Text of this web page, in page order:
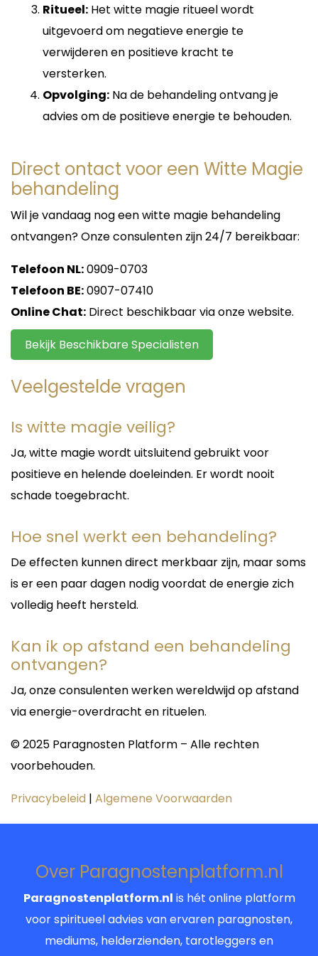
İskambil falında uzmanlık
Aşk, ilişki ve gelecek yorumları
İş ve kariyer konularında rehberlik
Samimi ve dürüst danışmanlık
Hayatınızda cevap aradığınız konular varsa, sizi
dinlemek ve yardımcı olmak için buradayım.
Birlikte sorunlarınıza ışık tutabilir, geleceğe daha
De stand van de planeten en uw
geboortehoroscoop kunnen waardevolle
inzichten geven in uw persoonlijkheid, talenten,
relaties en levenslessen.
Getallen dragen een eigen energetische
betekenis. Numerologie helpt om inzicht te
Systemisch Werk
Door te kijken naar familiepatronen en
onderliggende dynamieken kunnen blokkades
zichtbaar worden die invloed hebben op uw
huidige leven.
Psychologische Inzichten
Roberto combineert spirituele kennis met
praktische psychologie om situaties helder en
begrijpelijk te maken.
Deze combinatie van methodieken zorgt voor
praktisch toepasbaar zijn.
Liefde, Relaties en
Persoonlijke Vraagstukken
Veel cliënten raadplegen Roberto voor vragen op
het gebied van liefde en relaties. Emoties kunnen
soms verwarrend zijn en het is niet altijd
eenvoudig om objectief naar een situatie te
Met zijn intuïtieve inzichten helpt Roberto u meer
duidelijkheid te krijgen over:
Relatieproblemen
Ex-partners
Nieuwe liefdeskansen
Communicatie binnen relaties
Persoonlijke patronen in de liefde
Zijn doel is niet alleen antwoorden te geven,
maar ook bewustwording te creëren zodat u
sterker in uw relaties kunt staan.
Werk, carrière en levensrichting
Ook voor vragen over werk, ondernemerschap,
Ritueel: Het witte magie ritueel wordt
uitgevoerd om negatieve energie te
verwijderen en positieve kracht te
versterken.
Opvolging: Na de behandeling ontvang je
advies om de positieve energie te behouden.
Direct ontact voor een Witte Magie
behandeling
Wil je vandaag nog een witte magie behandeling
ontvangen? Onze consulenten zijn 24/7 bereikbaar:
Telefoon NL:0909-0703
Telefoon BE:0907-07410
Online Chat: Direct beschikbaar via onze website.
Bekijk Beschikbare Specialisten
Veelgestelde vragen
Is witte magie veilig?
Ja, witte magie wordt uitsluitend gebruikt voor
positieve en helende doeleinden. Er wordt nooit
schade toegebracht.
Hoe snel werkt een behandeling?
De effecten kunnen direct merkbaar zijn, maar soms
is er een paar dagen nodig voordat de energie zich
volledig heeft hersteld.
Kan ik op afstand een behandeling
ontvangen?
Ja, onze consulenten werken wereldwijd op afstand
via energie-overdracht en rituelen.
© 2025 Paragnosten Platform – Alle rechten
voorbehouden.
Privacybeleid | Algemene Voorwaarden
Over Paragnostenplatform.nl
Paragnostenplatform.nl is hét online platform
voor spiritueel advies van ervaren paragnosten,
mediums, helderzienden, tarotleggers en